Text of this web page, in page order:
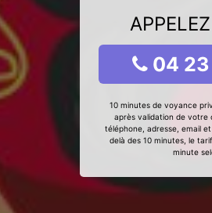
04 23
10 minutes de voyance
après validation de votre
téléphone, adresse, email
delà des 10 minutes, le
minute